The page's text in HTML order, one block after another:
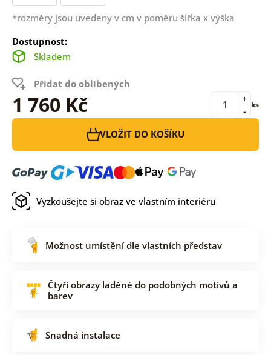
*rozměry jsou uvedeny v cm v poměru šířka x výška
Dostupnost:
Skladem
Přidat do oblíbených
1 760 Kč -
+ ks
VLOŽIT DO KOŠÍKU
Vyzkoušejte si obraz ve vlastním interiéru
Možnost umístění dle vlastních představ
Čtyři obrazy laděné do podobných motivů a
barev
Snadná instalace